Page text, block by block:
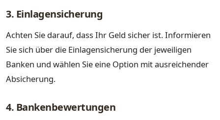
3. Einlagensicherung
Achten Sie darauf, dass Ihr Geld sicher ist. Informieren
Sie sich über die Einlagensicherung der jeweiligen
Banken und wählen Sie eine Option mit ausreichender
Absicherung.
4. Bankenbewertungen